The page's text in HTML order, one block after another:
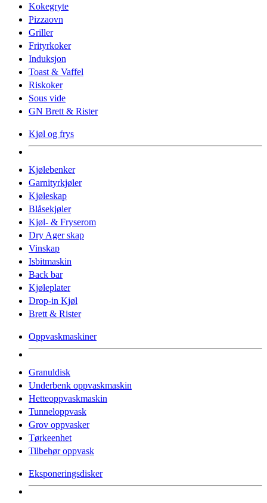
Kokegryte
Pizzaovn
Griller
Frityrkoker
Induksjon
Toast & Vaffel
Riskoker
Sous vide
GN Brett & Rister
Kjøl og frys
Kjølebenker
Garnityrkjøler
Kjøleskap
Blåsekjøler
Kjøl- & Fryserom
Dry Ager skap
Vinskap
Isbitmaskin
Back bar
Kjøleplater
Drop-in Kjøl
Brett & Rister
Oppvaskmaskiner
Granuldisk
Underbenk oppvaskmaskin
Hetteoppvaskmaskin
Tunneloppvask
Grov oppvasker
Tørkeenhet
Tilbehør oppvask
Eksponeringsdisker